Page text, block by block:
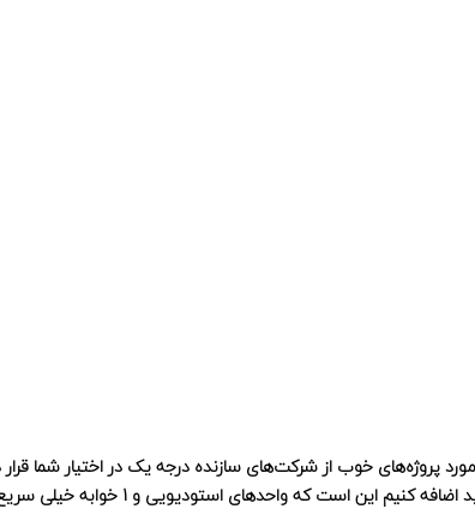
پروژه‌های خوب از شرکت‌های سازنده درجه یک در اختیار شما
هم، آخرین نکته‌ای که باید اضافه کنیم این است که واحدهای استودیویی